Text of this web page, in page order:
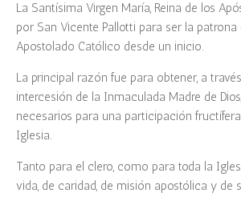
La Santísima Virgen María, Reina de los
por San Vicente Pallotti para ser la patrona
Apostolado Católico desde un inicio.
La principal razón fue para obtener, a
intercesión de la Inmaculada Madre de
necesarios para una participación
Iglesia.
Tanto para el clero, como para toda la
vida, de caridad, de misión apostólica y de